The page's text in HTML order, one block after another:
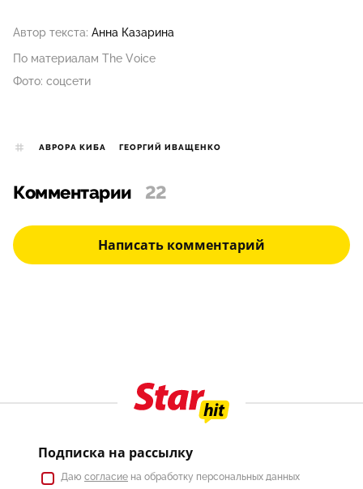
Автор текста: Анна Казарина
По материалам The Voice
Фото: соцсети
АВРОРА КИБА ГЕОРГИЙ ИВАЩЕНКО
Комментарии 22
Написать комментарий
Подписка на рассылку
Даю согласие на обработку персональных данных